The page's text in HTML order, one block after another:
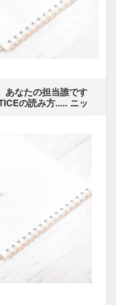
あなたの​担当誰です
の​読み方​..... ニッ